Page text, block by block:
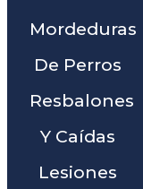
Mordeduras
De Perros
Resbalones
Y Caídas
Lesiones